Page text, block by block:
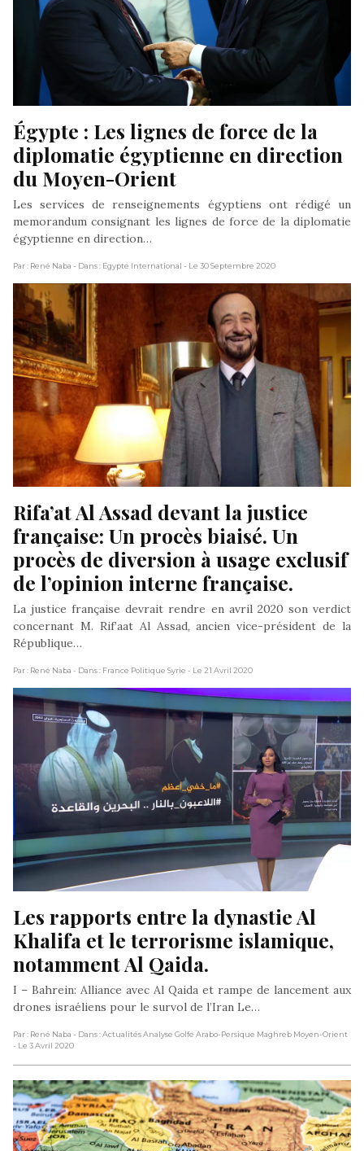
Égypte : Les lignes de force de la
diplomatie égyptienne en direction
du Moyen-Orient
Les services de renseignements égyptiens ont rédigé un
memorandum consignant les lignes de force de la diplomatie
égyptienne en direction…
Par : René Naba - Dans : Egypte International - Le 30 Septembre 2020
Rifa’at Al Assad devant la justice
française: Un procès biaisé. Un
procès de diversion à usage exclusif
de l’opinion interne française.
La justice française devrait rendre en avril 2020 son verdict
concernant M. Rif’aat Al Assad, ancien vice-président de la
République…
Par : René Naba - Dans : France Politique Syrie - Le 21 Avril 2020
Les rapports entre la dynastie Al
Khalifa et le terrorisme islamique,
notamment Al Qaida.
I – Bahrein: Alliance avec Al Qaida et rampe de lancement aux
drones israéliens pour le survol de l’Iran Le…
Par : René Naba - Dans : Actualités Analyse Golfe Arabo-Persique Maghreb Moyen-Orient
- Le 3 Avril 2020